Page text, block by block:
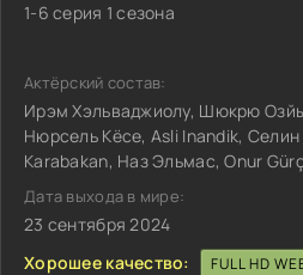
1-6 серия 1 сезона
Актёрский состав:
Ирэм Хэльваджиолу, Шюкрю
Нюрсель Кёсе, Asli Inandik,
Karabakan, Наз Эльмас, Onur
Дата выхода в мире:
23 сентября 2024
Хорошее качество:
FULL HD